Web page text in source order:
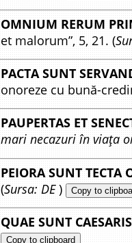
OMNIUM RERUM
et malorum”, 5, 21. (
PACTA SUNT
onoreze cu bună-
PAUPERTAS ET
mari necazuri în viața
PEIORA SUNT TECTA
(Sursa: DE) Copy to
QUAE SUNT
Copy to clipboard